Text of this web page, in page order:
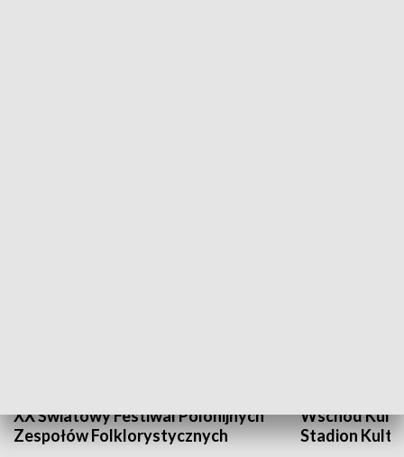
XX Światowy Festiwal Polonijnych
Zespołów Folklorystycznych
Wschód
Stadion